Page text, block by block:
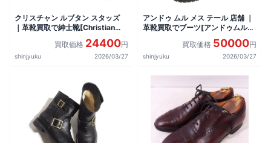
クリスチャン ルブタン スタッズ
｜革靴買取で紳士靴[Christian
Louboutin ローラーボート]を買取
買取価格 24400円
shinjyuku 2026/03/27
アンドゥ ムル メス テール 店舗 ｜
革靴買取でブーツ[アンドゥムルメ
ステール ALEC BOOTS]を買取し
買取価格 50000円
shinjyuku 2026/03/27